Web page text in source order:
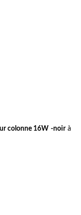
colonne 16W -noirà